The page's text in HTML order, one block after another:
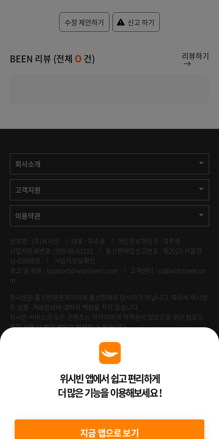
수정 제안하기 신고 하기
BEEN 리뷰 (전체 0 건) 리뷰하기
회사소개
고객지원
이용약관
상호명 : (주)위시빈 대표 : 최주영
개인정보책임자 : 최주영
사업자등록번호 : 599-88-01021
통신판매업신고번호 : 제2023-서울강
남-05908호
사업자정보확인
광고 및 제휴 : support@wishbeen.com
고객센터 : cs@wishbeen.co
m
위시빈은 통신판매중개자이며 통신판매의 당사자가 아닙니다. 따라서 위시빈
은 상품·거래정보에 대하여 책임을 지지 않습니다.
위시빈 서비스의 모든 콘텐츠는 저작자에게 저작권이 있으므로 무단 업로드
혹은 사용 시 법적 책임이 발생할 수 있습니다.
Venture Enterprise위시빈 앱에서 쉽고 편리하게
더 많은 기능을 이용해보세요 !
지금 앱으로 보기